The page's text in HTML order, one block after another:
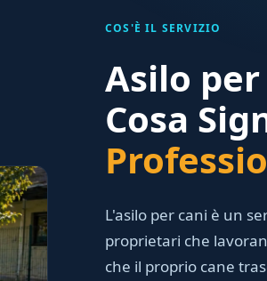
COS'È IL SERVIZIO
Asilo
Cosa
L'asilo per cani è un
proprietari che
che il proprio cane